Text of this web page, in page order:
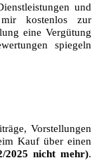
und
kostenlos zur
eine Vergütung
spiegeln
Vorstellungen
Kauf über einen
2025 nicht mehr).